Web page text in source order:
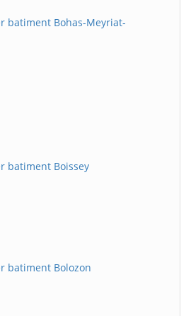
batiment Bohas-Meyriat-
batiment Boissey
batiment Bolozon